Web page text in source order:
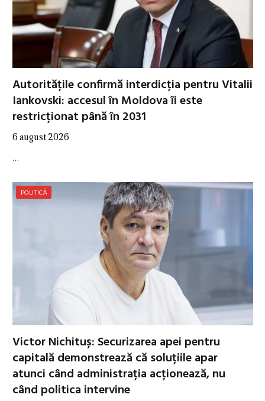
Autoritățile confirmă interdicția pentru Vitalii
Iankovski: accesul în Moldova îi este
restricționat până în 2031
6 august 2026
…
POLITICĂ
Victor Nichituș: Securizarea apei pentru
capitală demonstrează că soluțiile apar
atunci când administrația acționează, nu
când politica intervine